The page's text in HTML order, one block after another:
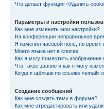
Что делает функция «Удалить
Параметры и настройки
Как мне изменить мои настройки?
На конференции неправильное
Я изменил часовой пояс, но время
Моего языка нет в списке!
Как я могу поместить
Что такое звание и как я могу
Когда я щёлкаю по ссылке «email»
Создание сообщений
Как мне создать тему в форуме?
Как мне отредактировать или